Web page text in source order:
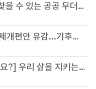
[녹색전환을 한다고요?] 맘 편히 찾을 수 있는 공공 무더위쉼터를 기다리며 (여미영 연구원)
[ESG경제] [전환시선] 새정부 세제개편안 유감...기후관점 반영 '기후세법' 내놔야 (최기원 팀장)
[민중의소리] [녹색전환을 한다고요?] 우리 삶을 지키는 기후목표, NCT 아니고 NDC (김주온 연구원)